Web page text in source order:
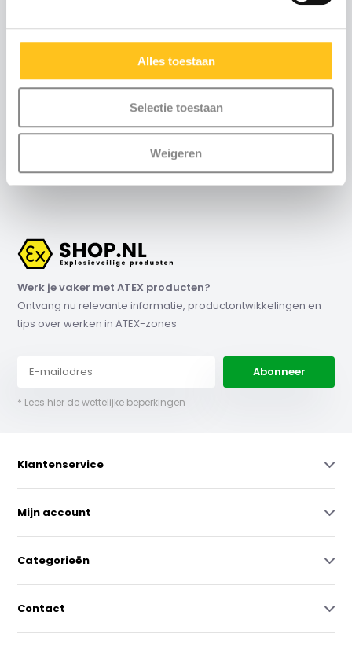
Alles toestaan
Selectie toestaan
Weigeren
op
Maandag t/m vrijdag:
+31 (0)115-700502
info@exshop.nl
Werk je vaker met ATEX producten?
Ontvang nu relevante informatie, productontwikkelingen en
tips over werken in ATEX-zones
Abonneer
* Lees hier de wettelijke beperkingen
Klantenservice
Mijn account
Categorieën
Contact